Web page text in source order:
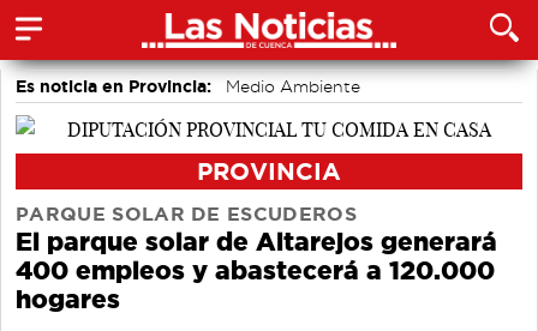
Es noticia en Provincia:
Medio Ambiente
accidentes laborales
PROVINCIA
PARQUE SOLAR DE ESCUDEROS
El parque solar de Altarejos generará
400 empleos y abastecerá a 120.000
hogares